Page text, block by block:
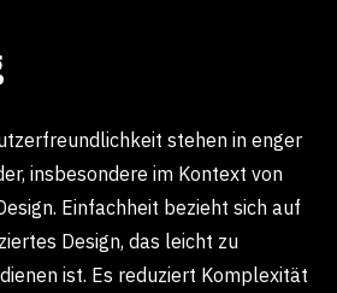
stehen in enger
insbesondere im Kontext von
Einfachheit bezieht sich auf
Design, das leicht zu
ist. Es reduziert Komplexität